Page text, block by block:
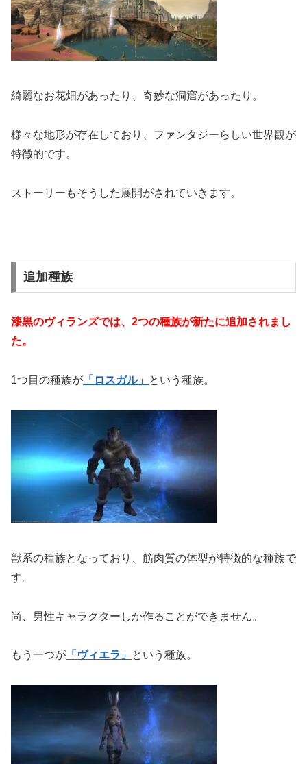
綺麗なお花畑があったり、奇妙な洞窟があったり。
様々な地形が存在しており、ファンタジーらしい世界観が
特徴的です。
ストーリーもそうした展開がされていきます。
追加種族
漆黒のヴィランズでは、2つの種族が新たに追加されまし
た。
1つ目の種族が 「ロスガル」 という種族。
獣系の種族となっており、筋肉質の体型が特徴的な種族で
す。
尚、男性キャラクターしか作ることができません。
もう一つが 「ヴィエラ」 という種族。